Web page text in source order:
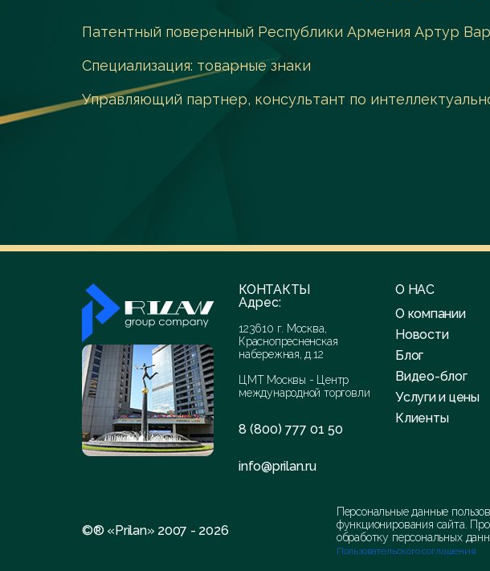
Патентный поверенный Республики Армения Артур
Специализация: товарные знаки
Управляющий партнер, консультант по
КОНТАКТЫ
Адрес:
123610 г. Москва,
Краснопресненская
набережная, д.12
ЦМТ Москвы - Центр
международной торговли
8 (800) 777 01 50
info@prilan.ru
О НАС
О компании
Новости
Блог
Видео-блог
Услуги и цены
Клиенты
©® «Prilan» 2007 - 2026
Персональные данные
функционирования сайта.
обработку персональных
Пользовательского соглашения